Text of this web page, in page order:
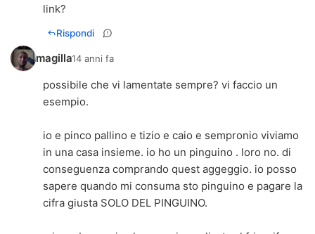
link?
Rispondi
magilla14 anni fa
possibile che vi lamentate sempre? vi faccio un
esempio.
io e pinco pallino e tizio e caio e sempronio viviamo
in una casa insieme. io ho un pinguino . loro no. di
conseguenza comprando quest aggeggio. io posso
sapere quando mi consuma sto pinguino e pagare la
cifra giusta SOLO DEL PINGUINO.